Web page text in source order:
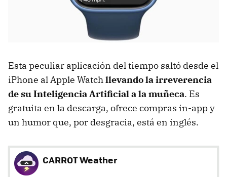
Esta peculiar aplicación del tiempo saltó desde el
iPhone al Apple Watchllevando la irreverencia
de su Inteligencia Artificial a la muñeca. Es
gratuita en la descarga, ofrece compras in-app y
un humor que, por desgracia, está en inglés.
CARROT Weather